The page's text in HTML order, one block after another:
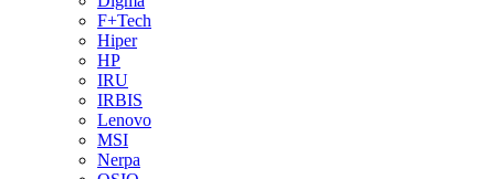
F+Tech
Hiper
HP
IRU
IRBIS
Lenovo
MSI
Nerpa